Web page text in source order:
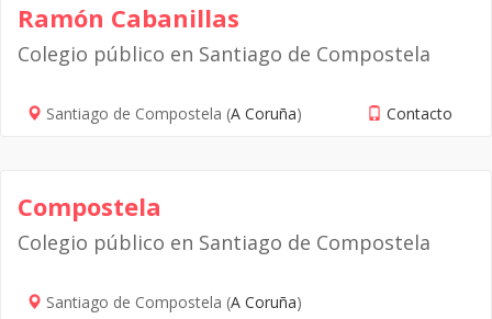
Ramón Cabanillas
Colegio público en Santiago de Compostela
Santiago de Compostela (A Coruña) Contacto
Compostela
Colegio público en Santiago de Compostela
Santiago de Compostela (A Coruña)